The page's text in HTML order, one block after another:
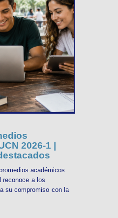
2026-1 |
académicos
reconoce a los
su compromiso con la